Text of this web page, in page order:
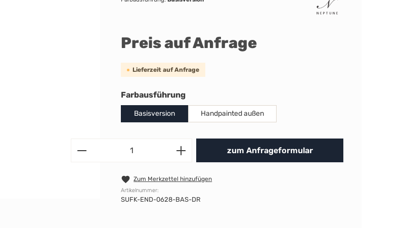
Preis auf Anfrage
Lieferzeit auf Anfrage
Farbausführungauswählen
Basisversion Handpainted außen
Produkt Anzahl: Gib den
zum Anfrageformular
Zum Merkzettel hinzufügen
Artikelnummer:
SUFK-END-0628-BAS-DR